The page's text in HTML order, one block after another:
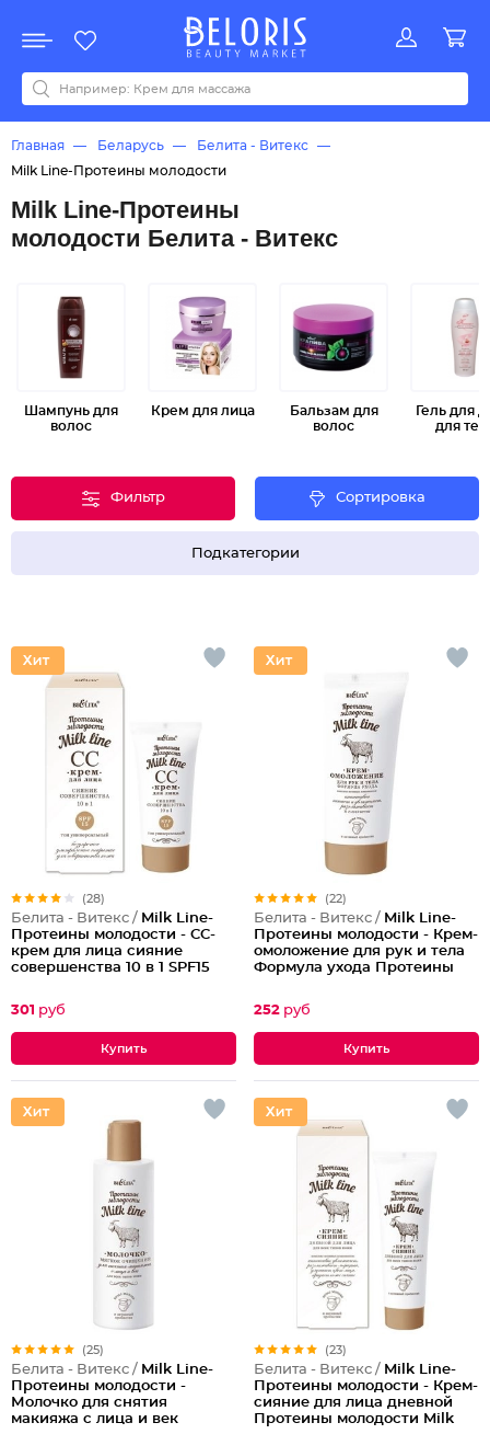
Акции
Все бренды
0-9ABCDEFGHIJKLMNOPQRSTUVWYZАБВДЗИМОКЛНПРСТУФ
Главная Беларусь
Белита - Витекс
Milk Line-Протеины молодости
Milk Line-Протеины
молодости Белита - Витекс
Шампунь для
волос
Крем для лица
Бальзам для
волос
Гель для
для
Фильтр Сортировка
Подкатегории
(28)
Белита - Витекс / Milk Line-
Протеины молодости - CC-
крем для лица сияние
совершенства 10 в 1 SPF15
301 руб
(22)
Белита - Витекс / Milk Line-
Протеины молодости - Крем-
омоложение для рук и тела
Формула ухода Протеины
252 руб
(25)
Белита - Витекс / Milk Line-
Протеины молодости -
Молочко для снятия
макияжа с лица и век
(23)
Белита - Витекс / Milk Line-
Протеины молодости - Крем-
сияние для лица дневной
Протеины молодости Milk